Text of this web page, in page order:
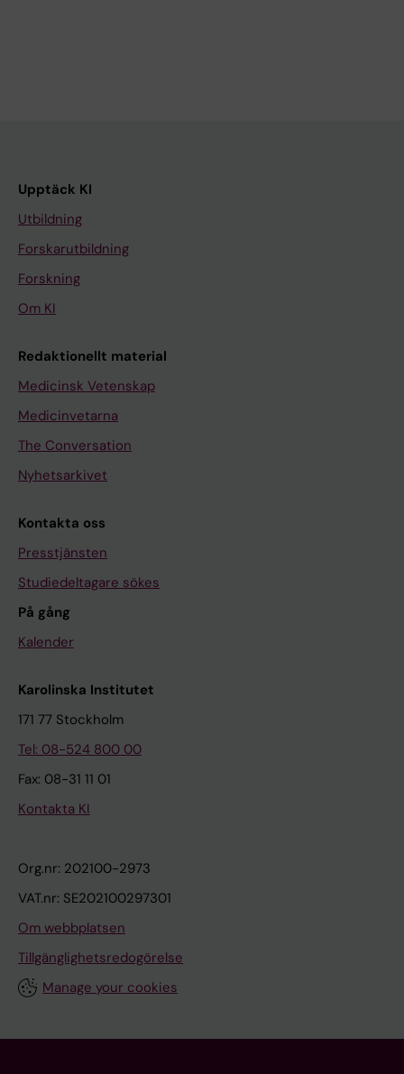
Upptäck KI
Utbildning
Forskarutbildning
Forskning
Om KI
Redaktionellt material
Medicinsk Vetenskap
Medicinvetarna
The Conversation
Nyhetsarkivet
Kontakta oss
Presstjänsten
Studiedeltagare sökes
På gång
Kalender
Karolinska Institutet
171 77 Stockholm
Tel: 08-524 800 00
Fax: 08-31 11 01
Kontakta KI
Org.nr: 202100-2973
VAT.nr: SE202100297301
Om webbplatsen
Tillgänglighetsredogörelse
Manage your cookies